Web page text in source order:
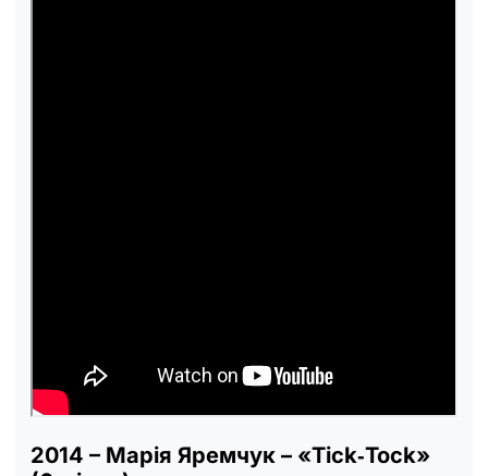
2014 – Марія Яремчук – «Tick‑Tock»